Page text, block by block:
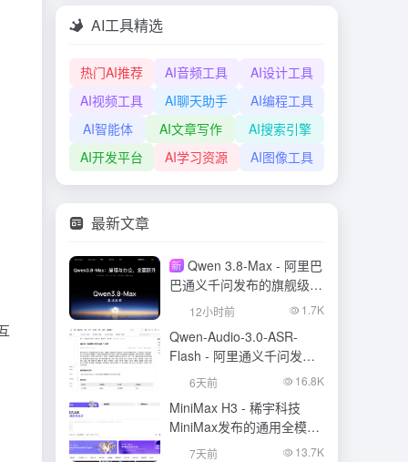
AI工具精选
热门AI推荐 AI音频工具
AI设计工具
AI视频工具
AI聊天助手
AI编程工具
AI智能体
AI文章写作
AI搜索引擎
AI开发平台
AI学习资源 AI图像工具
最新文章
新 Qwen 3.8-Max - 阿里巴
巴通义千问发布的旗舰级大
模型12小时前 1.7K
Qwen-Audio-3.0-ASR-
Flash - 阿里通义千问发布
的语音识别大模型
6天前 16.8K
MiniMax H3 - 稀宇科技
MiniMax发布的通用全模态
生成模型
7天前 13.7K